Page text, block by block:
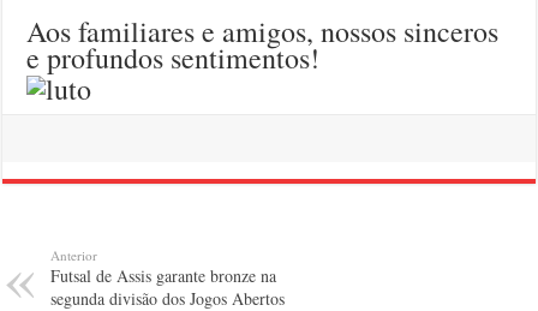
Aos familiares e amigos, nossos sinceros
e profundos sentimentos!
Anterior
Futsal de Assis garante bronze na
segunda divisão dos Jogos Abertos